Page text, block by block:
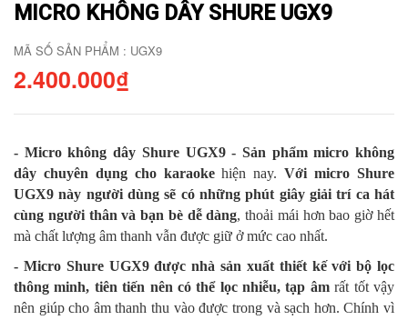
MICRO KHÔNG DÂY SHURE UGX9
MÃ SỐ SẢN PHẨM : UGX9
2.400.000₫
- Micro không dây Shure UGX9 - Sản phẩm micro không
dây chuyên dụng cho karaokehiện nay.Với micro Shure
UGX9 này người dùng sẽ có những phút giây giải trí ca hát
cùng người thân và bạn bè dễ dàng, thoải mái hơn bao giờ hết
mà chất lượng âm thanh vẫn được giữ ở mức cao nhất.
- Micro Shure UGX9 được nhà sản xuất thiết kế với bộ lọc
thông minh, tiên tiến nên có thể lọc nhiễu, tạp âmrất tốt vậy
nên giúp cho âm thanh thu vào được trong và sạch hơn. Chính vì